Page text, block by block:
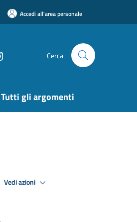
Accedi all'area personale
Cerca
Tutti gli argomenti
Vedi azioni